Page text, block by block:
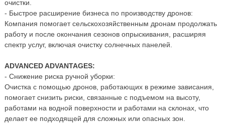
очистки.
- Быстрое расширение бизнеса по производству дронов:
Компания помогает сельскохозяйственным дронам продолжать
работу и после окончания сезонов опрыскивания, расширяя
спектр услуг, включая очистку солнечных панелей.
ADVANCED ADVANTAGES:
- Снижение риска ручной уборки:
Очистка с помощью дронов, работающих в режиме зависания,
помогает снизить риски, связанные с подъемом на высоту,
работами на водной поверхности и работами на склонах, что
делает ее подходящей для сложных или опасных зон.